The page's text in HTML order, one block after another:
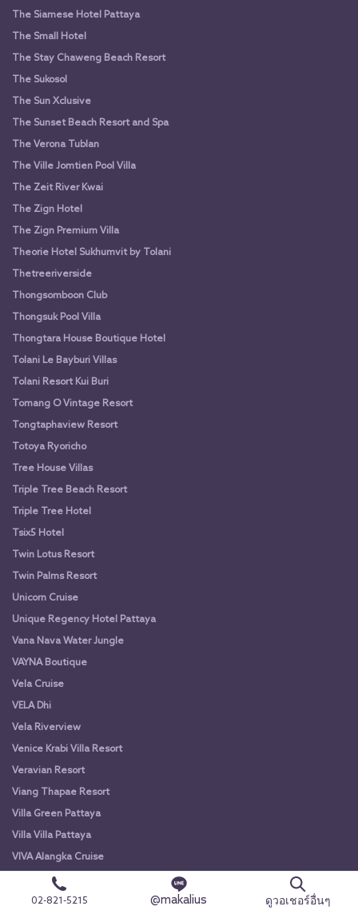
The Siamese Hotel Pattaya
The Small Hotel
The Stay Chaweng Beach Resort
The Sukosol
The Sun Xclusive
The Sunset Beach Resort and Spa
The Verona Tublan
The Ville Jomtien Pool Villa
The Zeit River Kwai
The Zign Hotel
The Zign Premium Villa
Theorie Hotel Sukhumvit by Tolani
Thetreeriverside
Thongsomboon Club
Thongsuk Pool Villa
Thongtara House Boutique Hotel
Tolani Le Bayburi Villas
Tolani Resort Kui Buri
Tomang O Vintage Resort
Tongtaphaview Resort
Totoya Ryoricho
Tree House Villas
Triple Tree Beach Resort
Triple Tree Hotel
Tsix5 Hotel
Twin Lotus Resort
Twin Palms Resort
Unicorn Cruise
Unique Regency Hotel Pattaya
Vana Nava Water Jungle
VAYNA Boutique
Vela Cruise
VELA Dhi
Vela Riverview
Venice Krabi Villa Resort
Veravian Resort
Viang Thapae Resort
Villa Green Pattaya
Villa Villa Pattaya
VIVA Alangka Cruise
VIVA Alangka Cruise
Vorona Resort
02-821-5215 @makalius ดูวอเชอร์อื่นๆ